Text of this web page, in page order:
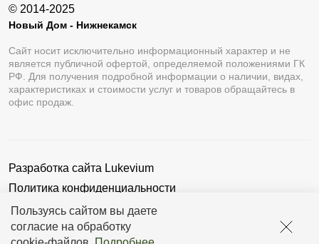
Пользуясь сайтом вы даете
согласие на обработку
© 2014-2025
Новый Дом - Нижнекамск
Сайт носит исключительно информационный характер и не
является публичной офертой, определяемой положениями ГК
РФ. Для получения подробной информации о наличии, видах,
характеристиках и стоимости услуг и товаров обращайтесь в
офис продаж.
Разработка сайта Lukevium
Политика конфиденциальности
Пользовательское соглашение